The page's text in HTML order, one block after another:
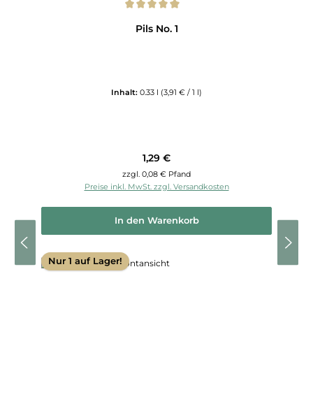
Pils No. 1
Inhalt: 0.33 l (3,91 € / 1 l)
Regulärer Preis:
1,29 €
zzgl. 0,08 € Pfand
Preise inkl. MwSt. zzgl. Versandkosten
In den Warenkorb
Nur 1 auf Lager!